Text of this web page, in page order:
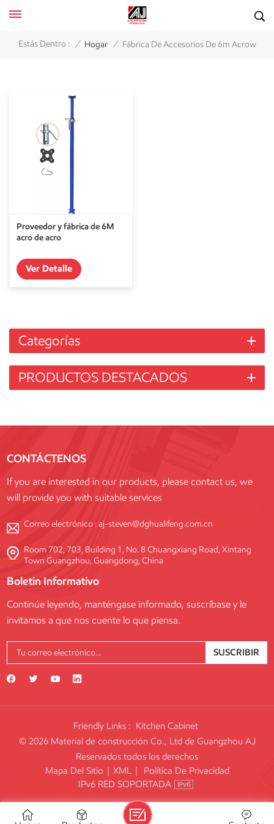
Estás Dentro : / Hogar / Fábrica De Accesorios De 6m Acrow
Proveedor y fábrica de 6M
acro de acro
Ver Detalle
Categorías
PRODUCTOS DESTACADOS
CONTÁCTENOS
If you are interested in our products, please contact us, we
will provide you with suitable services
Correo electrónico :aj-steven@dghualifeng.com.cn
Room 702, 703, Building 1, No. 8 Chuangxiang Road, Xintang
Town Guangzhou, Guangdong, China
Boletin Informativo
Continúe leyendo, manténgase informado, suscríbase y le
invitamos a que nos cuente lo que piensa.
SUSCRIBIR
Friendly Links : Kitchen Cabinet
© 2026 Material de construcción Co., Ltd de Guangzhou AJ
Reservados todos los derechos
Mapa Del Sitio | XML |
Política De Privacidad
IPv6 RED SOPORTADA